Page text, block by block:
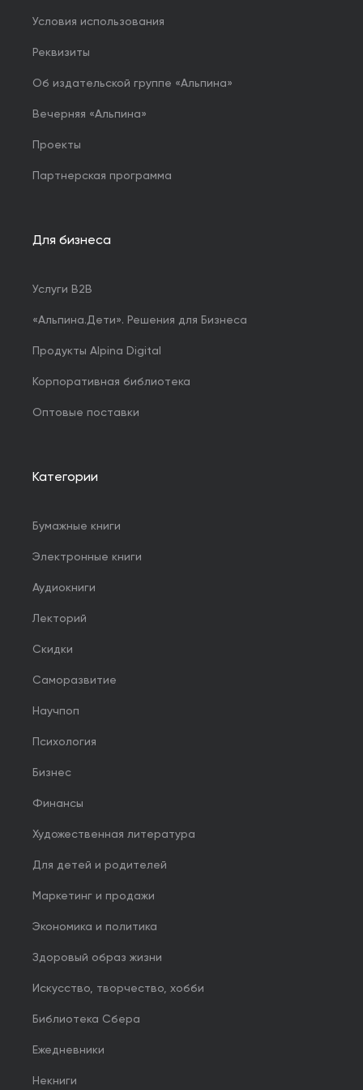
Условия использования
Реквизиты
Об издательской группе «Альпина»
Вечерняя «Альпина»
Проекты
Партнерская программа
Для бизнеса
Услуги B2B
«Альпина.Дети». Решения для Бизнеса
Продукты Alpina Digital
Корпоративная библиотека
Оптовые поставки
Категории
Бумажные книги
Электронные книги
Аудиокниги
Лекторий
Скидки
Саморазвитие
Научпоп
Психология
Бизнес
Финансы
Художественная литература
Для детей и родителей
Маркетинг и продажи
Экономика и политика
Здоровый образ жизни
Искусство, творчество, хобби
Библиотека Сбера
Ежедневники
Некниги